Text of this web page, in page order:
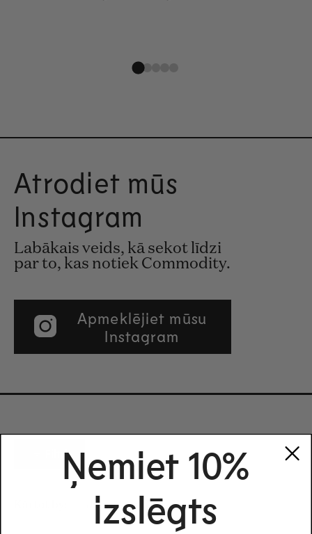
Atrodiet mūs
Instagram
Labākais veids, kā sekot līdzi
par to, kas notiek Commodity.
Apmeklējiet mūsu
Instagram
Filtri
Ielādē...
Ņemiet 10%
izslēgts